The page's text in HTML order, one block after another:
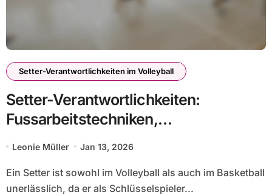
Setter-Verantwortlichkeiten im Volleyball
Setter-Verantwortlichkeiten:
Fussarbeitstechniken,
Entscheidungsfindung
Leonie Müller Jan 13, 2026
Ein Setter ist sowohl im Volleyball als auch im Basketball
unerlässlich, da er als Schlüsselspieler...